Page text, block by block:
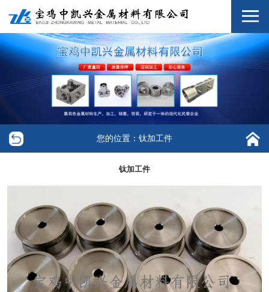
您的位置：钛加工件
钛加工件